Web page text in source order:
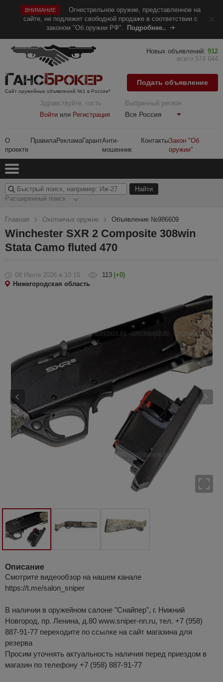
ВНИМАНИЕ
Огнестрельное оружие, представленное на
сайте, не подлежит свободной продаже в соответствии с
законом "Об оружии РФ".
Подробнее..
Сайт оружейных объявлений №1 в России*
Здравствуйте, гость
Войти или Регистрация
Выбранный регион
Вся Россия
О
проекте
ПравилаРекламаГарантАнти-
мошенник
КонтактыЗакон "Об
оружии"
Новых объявлений: 912
всего 574 644
Подать объявление
Расширенный поиск
Главная Охотничье оружие Объявление №986609
Winchester SXR 2 Composite 308win
Stata Camo fluted 470
08 Июля 2026 в 10:15 113 (+0)
Нижегородская область
Описание
Смотрите видеообзор на нашем канале
https://t.me/salon_sniper
В наличии в оружейном салоне "Снайпер", г. Нижний
Новгород, пр. Ленина, д.80 www.sniper-nn.ru, тел. +7 (958)
887-91-77 переходите по ссылке на сайт магазина для
резерва
Просим уточнять актуальность наличия перед приездом в
магазин по телефону +7 (958) 887-91-77